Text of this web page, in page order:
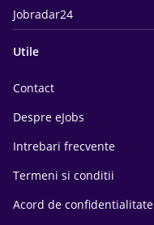
Jobradar24
Utile
Contact
Despre eJobs
Intrebari frecvente
Termeni si conditii
Acord de confidentialitate